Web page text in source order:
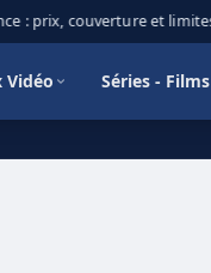
: prix, couverture et limites
Vidéo Séries - Films